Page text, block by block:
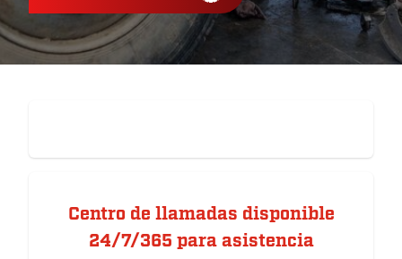
Centro de llamadas disponible
24/7/365 para asistencia